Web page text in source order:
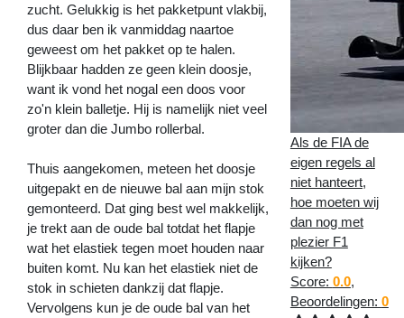
zucht. Gelukkig is het pakketpunt vlakbij,
dus daar ben ik vanmiddag naartoe
geweest om het pakket op te halen.
Blijkbaar hadden ze geen klein doosje,
want ik vond het nogal een doos voor
zo'n klein balletje. Hij is namelijk niet veel
groter dan die Jumbo rollerbal.
Thuis aangekomen, meteen het doosje
uitgepakt en de nieuwe bal aan mijn stok
gemonteerd. Dat ging best wel makkelijk,
je trekt aan de oude bal totdat het flapje
wat het elastiek tegen moet houden naar
buiten komt. Nu kan het elastiek niet de
stok in schieten dankzij dat flapje.
Vervolgens kun je de oude bal van het
Als de FIA de
eigen regels al
niet hanteert,
hoe moeten wij
dan nog met
plezier F1
kijken?
Score: 0.0,
Beoordelingen: 0